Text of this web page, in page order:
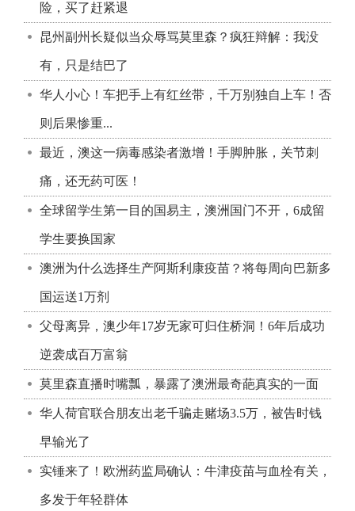
险，买了赶紧退
昆州副州长疑似当众辱骂莫里森？疯狂辩解：我没
有，只是结巴了
华人小心！车把手上有红丝带，千万别独自上车！否
则后果惨重...
最近，澳这一病毒感染者激增！手脚肿胀，关节刺
痛，还无药可医！
全球留学生第一目的国易主，澳洲国门不开，6成留
学生要换国家
澳洲为什么选择生产阿斯利康疫苗？将每周向巴新多
国运送1万剂
父母离异，澳少年17岁无家可归住桥洞！6年后成功
逆袭成百万富翁
莫里森直播时嘴瓢，暴露了澳洲最奇葩真实的一面
华人荷官联合朋友出老千骗走赌场3.5万，被告时钱
早输光了
实锤来了！欧洲药监局确认：牛津疫苗与血栓有关，
多发于年轻群体